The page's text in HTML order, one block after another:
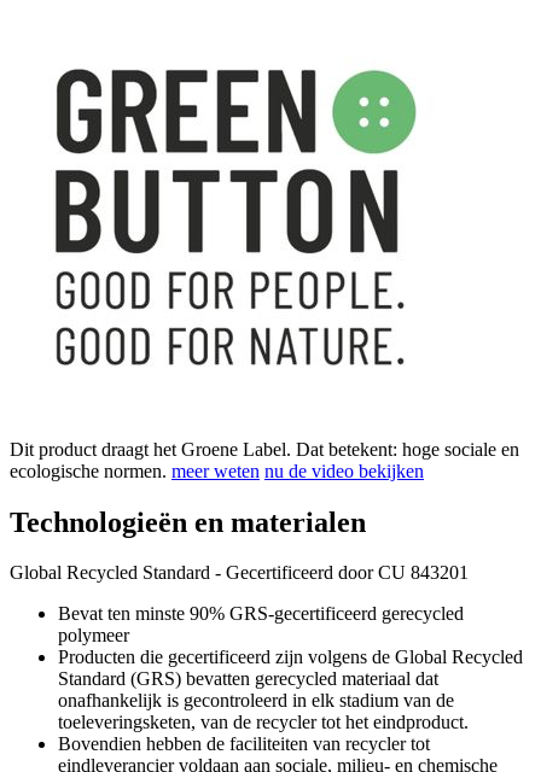
Dit product draagt het Groene Label. Dat betekent: hoge sociale en
ecologische normen. meer weten nu de video bekijken
Technologieën en materialen
Global Recycled Standard - Gecertificeerd door CU 843201
Bevat ten minste 90% GRS-gecertificeerd gerecycled
polymeer
Producten die gecertificeerd zijn volgens de Global Recycled
Standard (GRS) bevatten gerecycled materiaal dat
onafhankelijk is gecontroleerd in elk stadium van de
toeleveringsketen, van de recycler tot het eindproduct.
Bovendien hebben de faciliteiten van recycler tot
eindleverancier voldaan aan sociale, milieu- en chemische